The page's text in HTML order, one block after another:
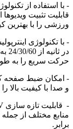
- با استفاده از
قابلیت تثبیت
ورزشی را با بهترین
- با تکنولوژی
حرکت سریع را به طور
و صدا با کیفیت بالا
برابر.